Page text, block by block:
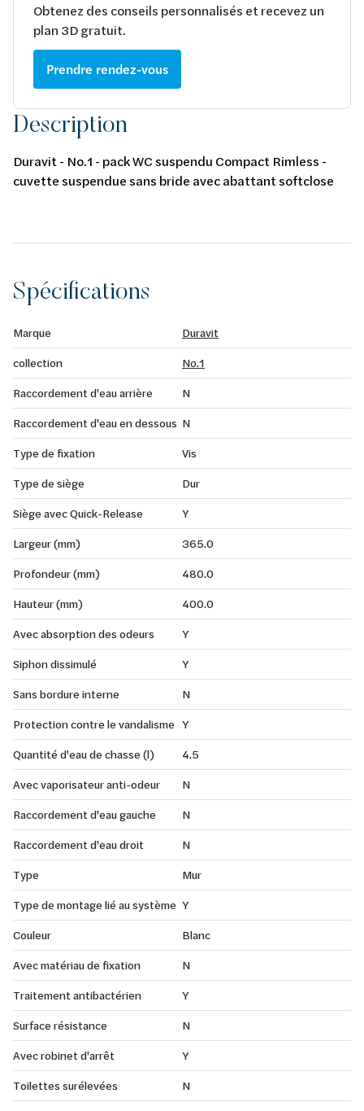
Obtenez des conseils personnalisés et recevez un
plan 3D gratuit.
Prendre rendez-vous
Description
Duravit - No.1 - pack WC suspendu Compact Rimless -
cuvette suspendue sans bride avec abattant softclose
Spécifications
Marque
Duravit
collection
No.1
Raccordement d'eau arrière
N
Raccordement d'eau en dessous N
Type de fixation
Vis
Type de siège
Dur
Siège avec Quick-Release
Y
Largeur (mm)
365.0
Profondeur (mm)
480.0
Hauteur (mm)
400.0
Avec absorption des odeurs
Y
Siphon dissimulé
Y
Sans bordure interne
N
Protection contre le vandalisme Y
Quantité d'eau de chasse (l)
4.5
Avec vaporisateur anti-odeur
N
Raccordement d'eau gauche
N
Raccordement d'eau droit
N
Type
Mur
Type de montage lié au système Y
Couleur
Blanc
Avec matériau de fixation
N
Traitement antibactérien
Y
Surface résistance
N
Avec robinet d'arrêt
Y
Toilettes surélevées
N